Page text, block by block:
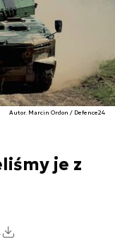
je z
Autor. Marcin Ordon / Defence24